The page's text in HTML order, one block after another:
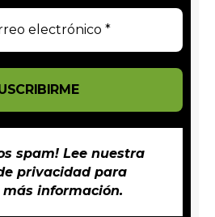
spam! Lee nuestra
privacidadpara
información.